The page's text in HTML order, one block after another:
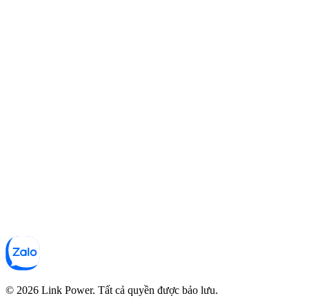
© 2026 Link Power. Tất cả quyền được bảo lưu.